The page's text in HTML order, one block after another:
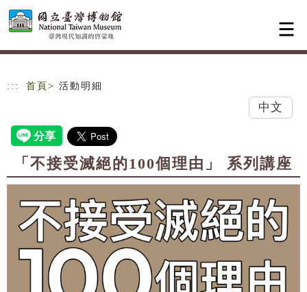
跳到主要內容
網站導覽
::: 首頁 > 活動明細
中文
「不接受滅絕的100個理由」 系列講座